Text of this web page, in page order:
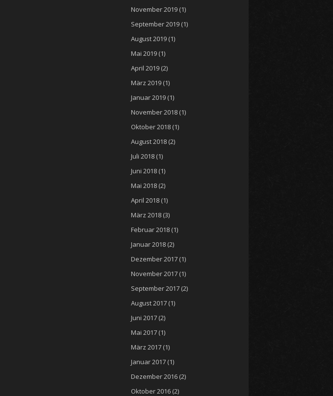
November 2019 (1)
September 2019 (1)
August 2019 (1)
Mai 2019 (1)
April 2019 (2)
März 2019 (1)
Januar 2019 (1)
November 2018 (1)
Oktober 2018 (1)
August 2018 (2)
Juli 2018 (1)
Juni 2018 (1)
Mai 2018 (2)
April 2018 (1)
März 2018 (3)
Februar 2018 (1)
Januar 2018 (2)
Dezember 2017 (1)
November 2017 (1)
September 2017 (2)
August 2017 (1)
Juni 2017 (2)
Mai 2017 (1)
März 2017 (1)
Januar 2017 (1)
Dezember 2016 (2)
Oktober 2016 (2)